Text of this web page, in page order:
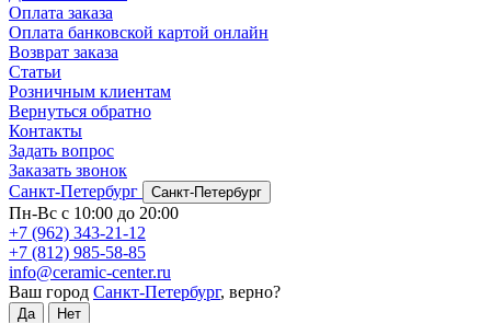
Оплата заказа
Оплата банковской картой онлайн
Возврат заказа
Статьи
Розничным клиентам
Вернуться обратно
Контакты
Задать вопрос
Заказать звонок
Санкт-Петербург
Санкт-Петербург
Пн-Вс с 10:00 до 20:00
+7 (962) 343-21-12
+7 (812) 985-58-85
info@ceramic-center.ru
Ваш город Санкт-Петербург, верно?
Да Нет